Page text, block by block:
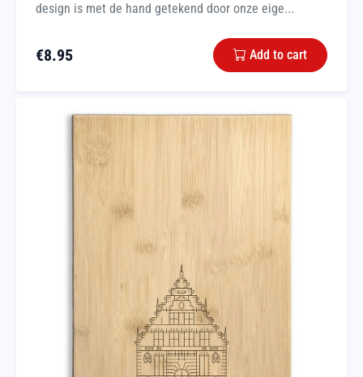
design is met de hand getekend door onze eige...
€8.95 Add to cart